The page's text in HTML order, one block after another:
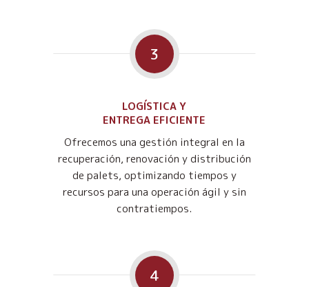
3
LOGÍSTICA Y
ENTREGA EFICIENTE
Ofrecemos una gestión integral en la
recuperación, renovación y distribución
de palets, optimizando tiempos y
recursos para una operación ágil y sin
contratiempos.
4